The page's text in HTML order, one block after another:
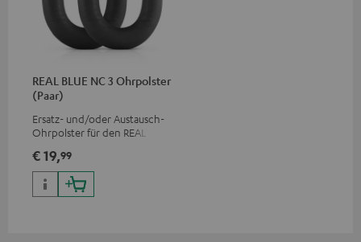
REAL BLUE NC 3 Ohrpolster
(Paar)
Ersatz- und/oder Austausch-
Ohrpolster für den REAL BLUE
€ 19,99